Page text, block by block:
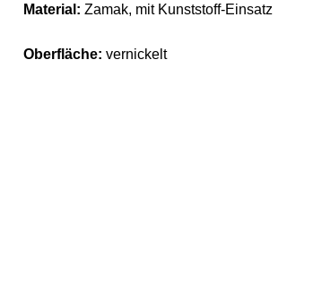
Material: Zamak, mit Kunststoff-Einsatz
Oberfläche: vernickelt